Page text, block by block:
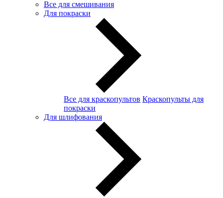
Все для смешивания
Для покраски
Все для краскопультов Краскопульты для
покраски
Для шлифования